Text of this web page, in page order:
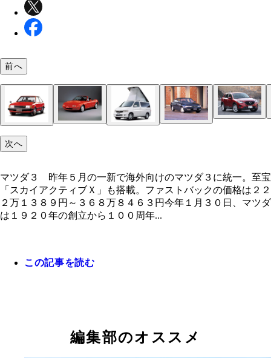
載した量産車「コスモスポーツ」は、１９６７年
発売。大きな話題を集めた
ファミリア １９８０年６月に登場した５代目フ
ア。電動サンルーフが標準装備された「赤のＸＧ
者を中心に大ヒット
９月に販売開始すると、世界中で人気爆発。累計
数は１００万台を軽く突破している
ボンゴフレンディ ルーフがテントになる超個性
ンゴフレンディは１９９５年から２００６年まで
れた
リアサスはマルチリンク式で運動性能はギンギン
前へ
次へ
マツダ３ 昨年５月の一新で海外向けのマツダ３に統一。至宝
「スカイアクティブＸ」も搭載。ファストバックの価格は２２
２万１３８９円～３６８万８４６３円今年１月３０日、マツダ
は１９２０年の創立から１００周年...
この記事を読む
編集部のオススメ